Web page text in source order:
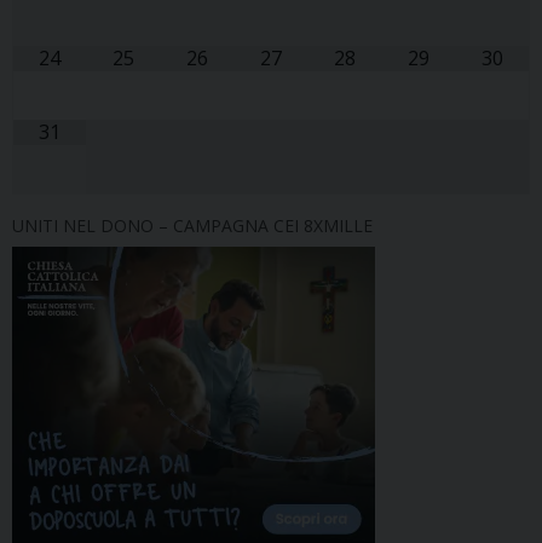
24 25 26 27 28 29 30
31
UNITI NEL DONO – CAMPAGNA CEI 8XMILLE